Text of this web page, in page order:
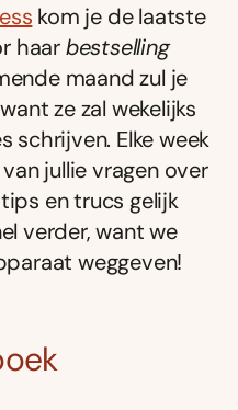
kom je de laatste
haarbestselling
maand zul je
ze zal wekelijks
schrijven. Elke week
jullie vragen over
en trucs gelijk
verder, want we
weggeven!